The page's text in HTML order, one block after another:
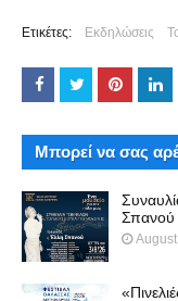
Ετικέτες: Εκδηλώσεις
Μπορεί να σας
Σπανού